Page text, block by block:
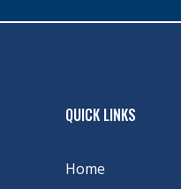
QUICK LINKS
Home